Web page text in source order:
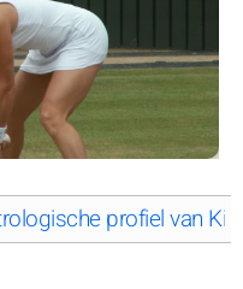
profiel van